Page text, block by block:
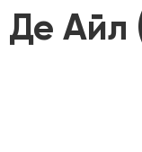
Айл